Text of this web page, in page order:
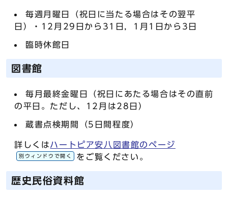
毎週月曜日（祝日に当たる場合はその翌平
日）・12月29日から31日，1月1日から3日
臨時休館日
図書館
毎月最終金曜日（祝日にあたる場合はその直前
の平日。ただし、12月は28日）
蔵書点検期間（5日間程度）
詳しくはハートピア安八図書館のページ
別ウィンドウで開く をご覧ください。
歴史民俗資料館